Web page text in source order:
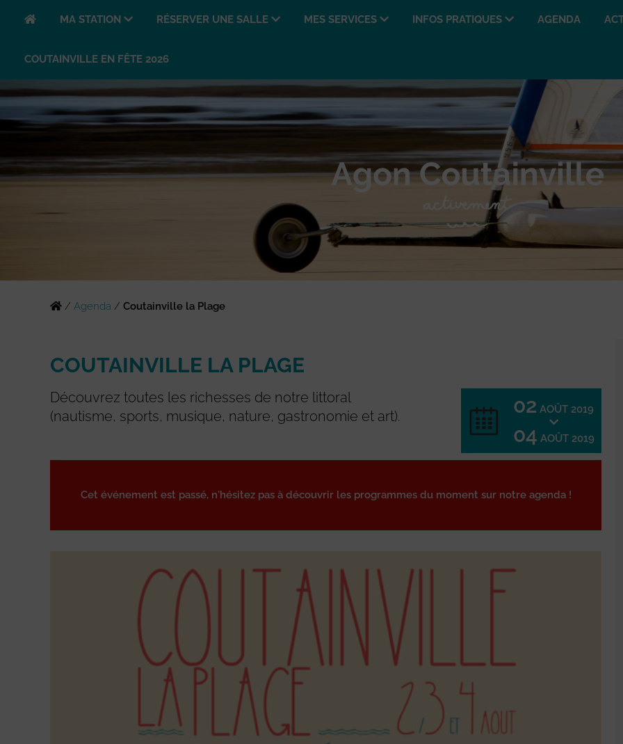
MA STATION RÉSERVER UNE SALLE MES SERVICES INFOS PRATIQUES AGENDA
COUTAINVILLE EN FÊTE 2026
/ Agenda / Coutainville la Plage
COUTAINVILLE LA PLAGE
Découvrez toutes les richesses de notre littoral
(nautisme, sports, musique, nature, gastronomie et art).
02 AOÛT 2019
04 AOÛT 2019
Cet événement est passé, n'hésitez pas à découvrir les programmes du moment sur notre agenda !